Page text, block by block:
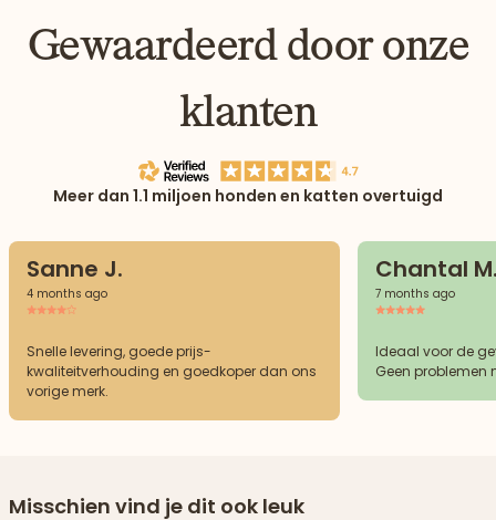
Gewaardeerd door onze
klanten
Meer dan 1.1 miljoen honden en katten overtuigd
Sanne J.
4 months ago
Snelle levering, goede prijs-
kwaliteitverhouding en goedkoper dan ons
vorige merk.
Chantal
7 months ago
Ideaal voor de
Geen problemen
Misschien vind je dit ook leuk